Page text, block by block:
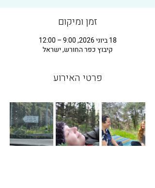
זמן ומיקום
18 ביוני 2026, 9:00 – 12:00
קיבוץ כפר החורש, ישראל
פרטי האירוע